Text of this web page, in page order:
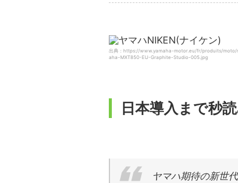
出典：https://www.yamaha-motor.eu/fr/produits/
aha-MXT850-EU-Graphite-Studio-005.jpg
日本導入まで秒
ヤマハ期待の新世